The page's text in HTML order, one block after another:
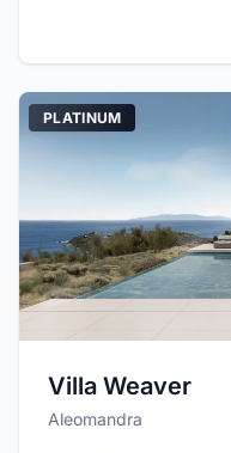
PLATINUM
Villa Weaver
Aleomandra